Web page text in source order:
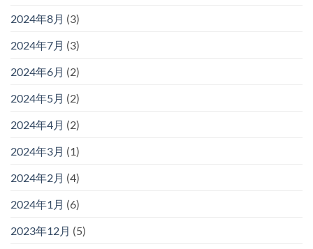
2024年8月 (3)
2024年7月 (3)
2024年6月 (2)
2024年5月 (2)
2024年4月 (2)
2024年3月 (1)
2024年2月 (4)
2024年1月 (6)
2023年12月 (5)